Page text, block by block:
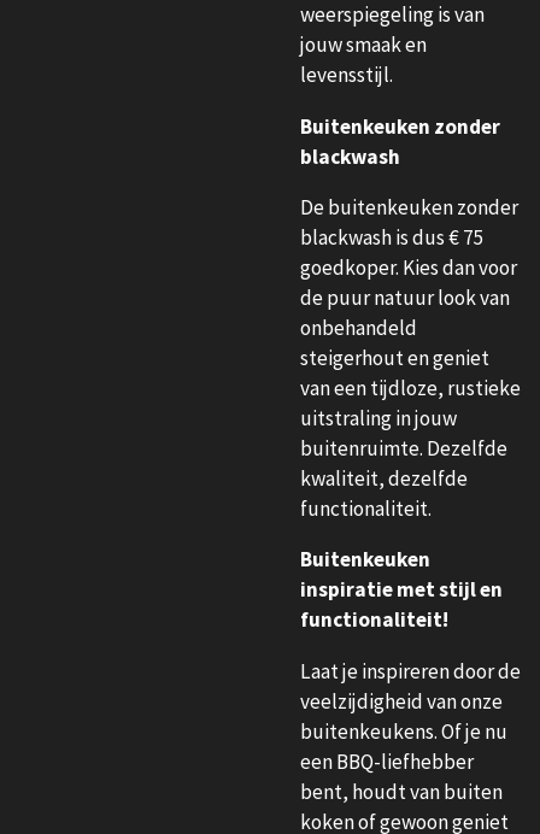
weerspiegeling is van
jouw smaak en
levensstijl.
Buitenkeuken zonder
blackwash
De buitenkeuken zonder
blackwash is dus € 75
goedkoper. Kies dan voor
de puur natuur look van
onbehandeld
steigerhout en geniet
van een tijdloze, rustieke
uitstraling in jouw
buitenruimte. Dezelfde
kwaliteit, dezelfde
functionaliteit.
Buitenkeuken
inspiratie met stijl en
functionaliteit!
Laat je inspireren door de
veelzijdigheid van onze
buitenkeukens. Of je nu
een BBQ-liefhebber
bent, houdt van buiten
koken of gewoon geniet